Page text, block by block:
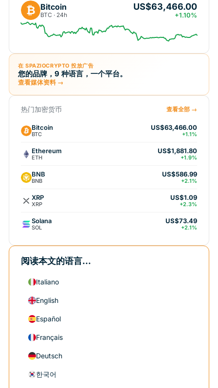
₿ Bitcoin
BTC · 24h
US$63,466.00
+1.10%
在 SPAZIOCRYPTO 投放广告
您的品牌，9 种语言，一个平台。
查看媒体资料 →
热门加密货币 查看全部 →
Bitcoin
BTC
US$63,466.00
+1.1%
Ethereum
ETH
US$1,881.80
+1.9%
BNB
BNB
US$586.99
+2.1%
XRP
XRP
US$1.09
+2.3%
Solana
SOL
US$73.49
+2.1%
阅读本文的语言...
Italiano
English
Español
Français
Deutsch
한국어